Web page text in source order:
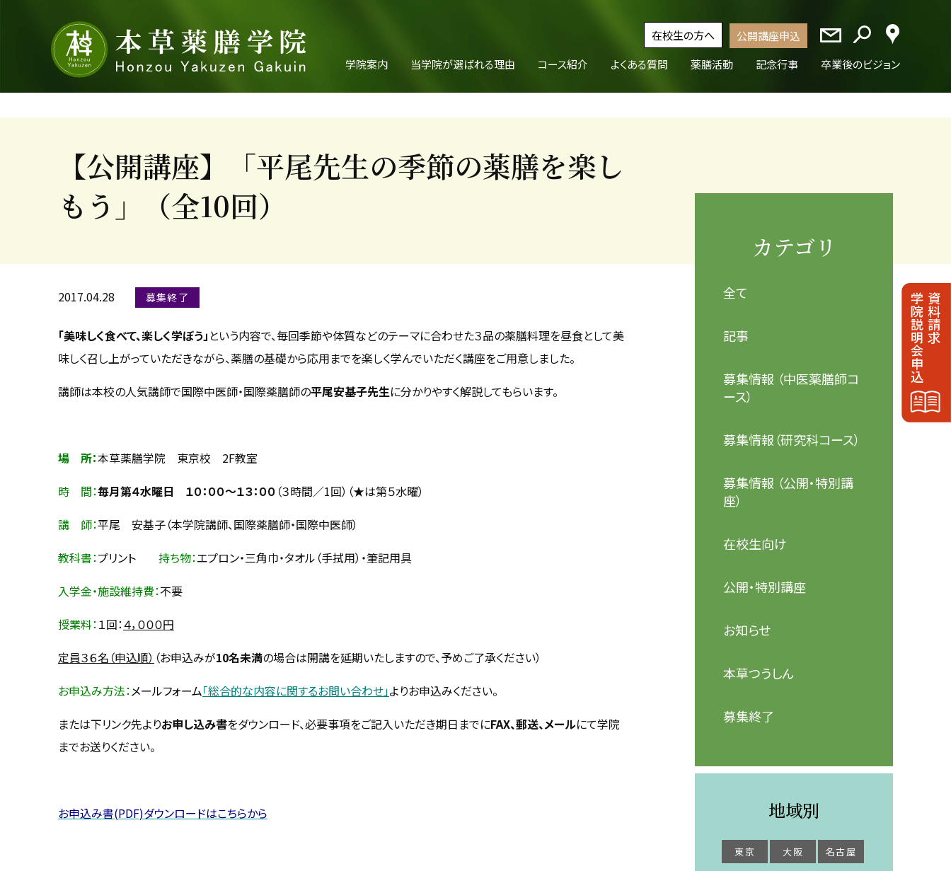
在校生の方へ
公開講座申込
学院案内
当学院が選ばれる理由 コース紹介 よくある質問 薬膳活動 記念行事 卒業後のビジョン
【公開講座】「平尾先生の季節の薬膳を楽し
もう」（全10回）
2017.04.28 募集終了
「美味しく食べて、楽しく学ぼう」 という内容で、毎回季節や体質などのテーマに合わせた３品の薬膳料理を昼食として美
味しく召し上がっていただきながら、薬膳の基礎から応用までを楽しく学んでいただく講座をご用意しました。
講師は本校の人気講師で国際中医師・国際薬膳師の平尾安基子先生に分かりやすく解説してもらいます。
場 所：本草薬膳学院 東京校 2F教室
時 間：毎月第４水曜日 １０：００～１３：００ （３時間／1回）（★は第５水曜）
講 師：平尾 安基子（本学院講師、国際薬膳師・国際中医師）
教科書：プリント 持ち物：エプロン・三角巾・タオル（手拭用）・筆記用具
入学金・施設維持費：不要
授業料：１回：４，０００円
定員３６名 （申込順） （お申込みが10名未満の場合は開講を延期いたしますので、予めご了承ください）
お申込み方法：メールフォーム「総合的な内容に関するお問い合わせ」よりお申込みください。
または下リンク先よりお申し込み書をダウンロード、必要事項をご記入いただき期日までにFAX、郵送、メールにて学院
までお送りください。
お申込み書(PDF)ダウンロードはこちらから
カテゴリ
全て
記事
募集情報 （中医薬膳師コ
ース）
募集情報（研究科コース）
募集情報 （公開・特別講
座）
在校生向け
公開・特別講座
お知らせ
本草つうしん
募集終了
地域別
東京 大阪 名古屋